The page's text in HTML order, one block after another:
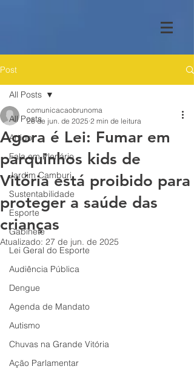
Post
All Posts
Artigo
Fala em Plenário
Jardim Camburi
Sustentabilidade
Esporte
Gabinete
Lei Geral do Esporte
Audiência Pública
Dengue
Agenda de Mandato
Autismo
Chuvas na Grande Vitória
Ação Parlamentar
All Posts
Agora é Lei: Fumar em
parquinhos kids de
Vitória está proibido para
proteger a saúde das
crianças
comunicacaobrunoma
26 de jun. de 2025 2 min de leitura
Atualizado: 27 de jun. de 2025